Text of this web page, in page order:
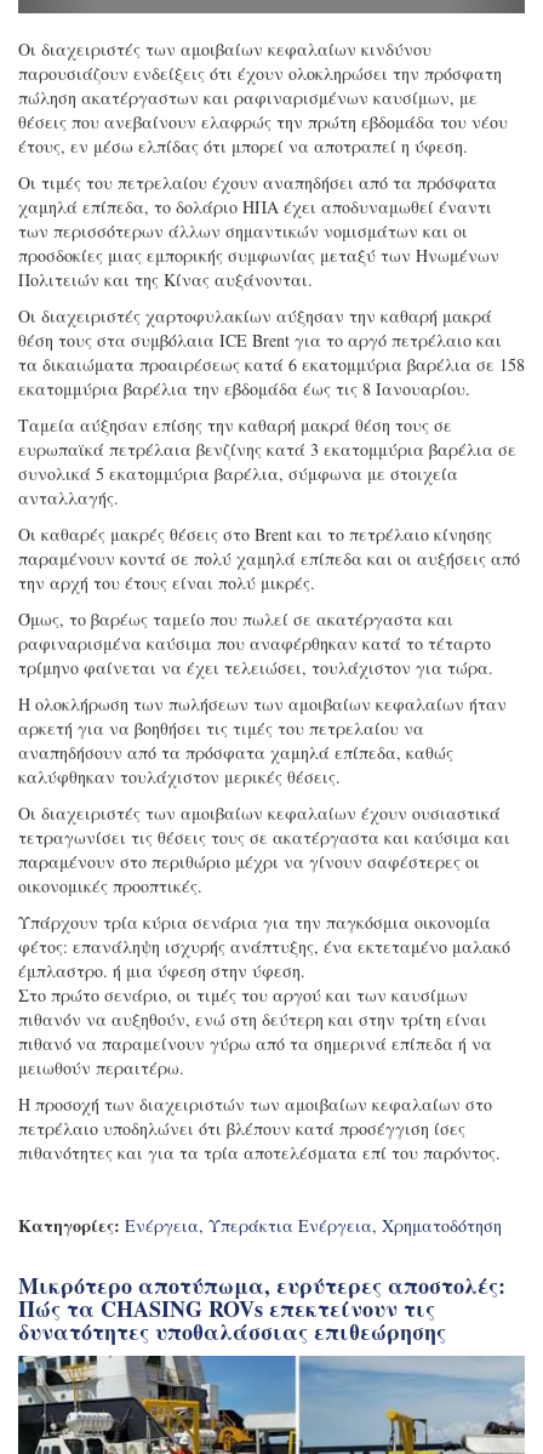
Οι διαχειριστές των αμοιβαίων κεφαλαίων κινδύνου
παρουσιάζουν ενδείξεις ότι έχουν ολοκληρώσει την πρόσφατη
πώληση ακατέργαστων και ραφιναρισμένων καυσίμων, με
θέσεις που ανεβαίνουν ελαφρώς την πρώτη εβδομάδα του νέου
έτους, εν μέσω ελπίδας ότι μπορεί να αποτραπεί η ύφεση.
Οι τιμές του πετρελαίου έχουν αναπηδήσει από τα πρόσφατα
χαμηλά επίπεδα, το δολάριο ΗΠΑ έχει αποδυναμωθεί έναντι
των περισσότερων άλλων σημαντικών νομισμάτων και οι
προσδοκίες μιας εμπορικής συμφωνίας μεταξύ των Ηνωμένων
Πολιτειών και της Κίνας αυξάνονται.
Οι διαχειριστές χαρτοφυλακίων αύξησαν την καθαρή μακρά
θέση τους στα συμβόλαια ICE Brent για το αργό πετρέλαιο και
τα δικαιώματα προαιρέσεως κατά 6 εκατομμύρια βαρέλια σε 158
εκατομμύρια βαρέλια την εβδομάδα έως τις 8 Ιανουαρίου.
Ταμεία αύξησαν επίσης την καθαρή μακρά θέση τους σε
ευρωπαϊκά πετρέλαια βενζίνης κατά 3 εκατομμύρια βαρέλια σε
συνολικά 5 εκατομμύρια βαρέλια, σύμφωνα με στοιχεία
ανταλλαγής.
Οι καθαρές μακρές θέσεις στο Brent και το πετρέλαιο κίνησης
παραμένουν κοντά σε πολύ χαμηλά επίπεδα και οι αυξήσεις από
την αρχή του έτους είναι πολύ μικρές.
Όμως, το βαρέως ταμείο που πωλεί σε ακατέργαστα και
ραφιναρισμένα καύσιμα που αναφέρθηκαν κατά το τέταρτο
τρίμηνο φαίνεται να έχει τελειώσει, τουλάχιστον για τώρα.
Η ολοκλήρωση των πωλήσεων των αμοιβαίων κεφαλαίων ήταν
αρκετή για να βοηθήσει τις τιμές του πετρελαίου να
αναπηδήσουν από τα πρόσφατα χαμηλά επίπεδα, καθώς
καλύφθηκαν τουλάχιστον μερικές θέσεις.
Οι διαχειριστές των αμοιβαίων κεφαλαίων έχουν ουσιαστικά
τετραγωνίσει τις θέσεις τους σε ακατέργαστα και καύσιμα και
παραμένουν στο περιθώριο μέχρι να γίνουν σαφέστερες οι
οικονομικές προοπτικές.
Υπάρχουν τρία κύρια σενάρια για την παγκόσμια οικονομία
φέτος: επανάληψη ισχυρής ανάπτυξης, ένα εκτεταμένο μαλακό
έμπλαστρο. ή μια ύφεση στην ύφεση.
Στο πρώτο σενάριο, οι τιμές του αργού και των καυσίμων
πιθανόν να αυξηθούν, ενώ στη δεύτερη και στην τρίτη είναι
πιθανό να παραμείνουν γύρω από τα σημερινά επίπεδα ή να
μειωθούν περαιτέρω.
Η προσοχή των διαχειριστών των αμοιβαίων κεφαλαίων στο
πετρέλαιο υποδηλώνει ότι βλέπουν κατά προσέγγιση ίσες
πιθανότητες και για τα τρία αποτελέσματα επί του παρόντος.
Κατηγορίες: Ενέργεια, Υπεράκτια Ενέργεια, Χρηματοδότηση
Μικρότερο αποτύπωμα, ευρύτερες αποστολές:
Πώς τα CHASING ROVs επεκτείνουν τις
δυνατότητες υποθαλάσσιας επιθεώρησης